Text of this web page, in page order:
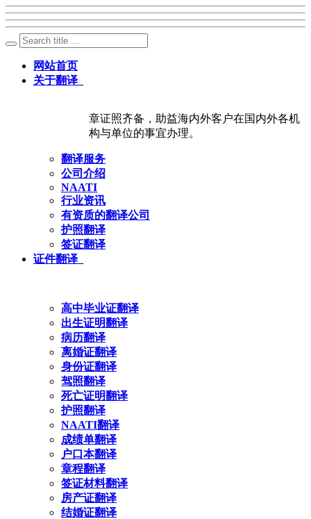
网站首页
关于翻译
章证照齐备，助益海内外客户在国内外各机
构与单位的事宜办理。
翻译服务
公司介绍
NAATI
行业资讯
有资质的翻译公司
护照翻译
签证翻译
证件翻译
高中毕业证翻译
出生证明翻译
病历翻译
离婚证翻译
身份证翻译
驾照翻译
死亡证明翻译
护照翻译
NAATI翻译
成绩单翻译
户口本翻译
章程翻译
签证材料翻译
房产证翻译
结婚证翻译